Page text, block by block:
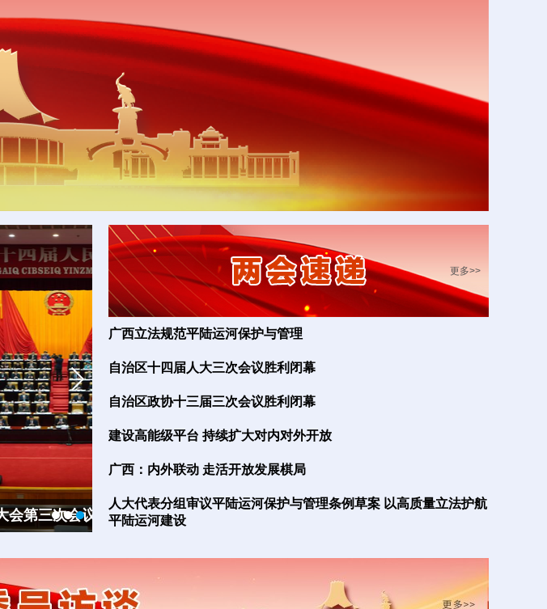
广西政协委员分组讨论讨论政府工作报告（组图）
广西人大代表分组审议政府工作报告
更多>>
广西立法规范平陆运河保护与管理
自治区十四届人大三次会议胜利闭幕
自治区政协十三届三次会议胜利闭幕
建设高能级平台 持续扩大对内对外开放
广西：内外联动 走活开放发展棋局
人大代表分组审议平陆运河保护与管理条例草案 以高质量立法护航
平陆运河建设